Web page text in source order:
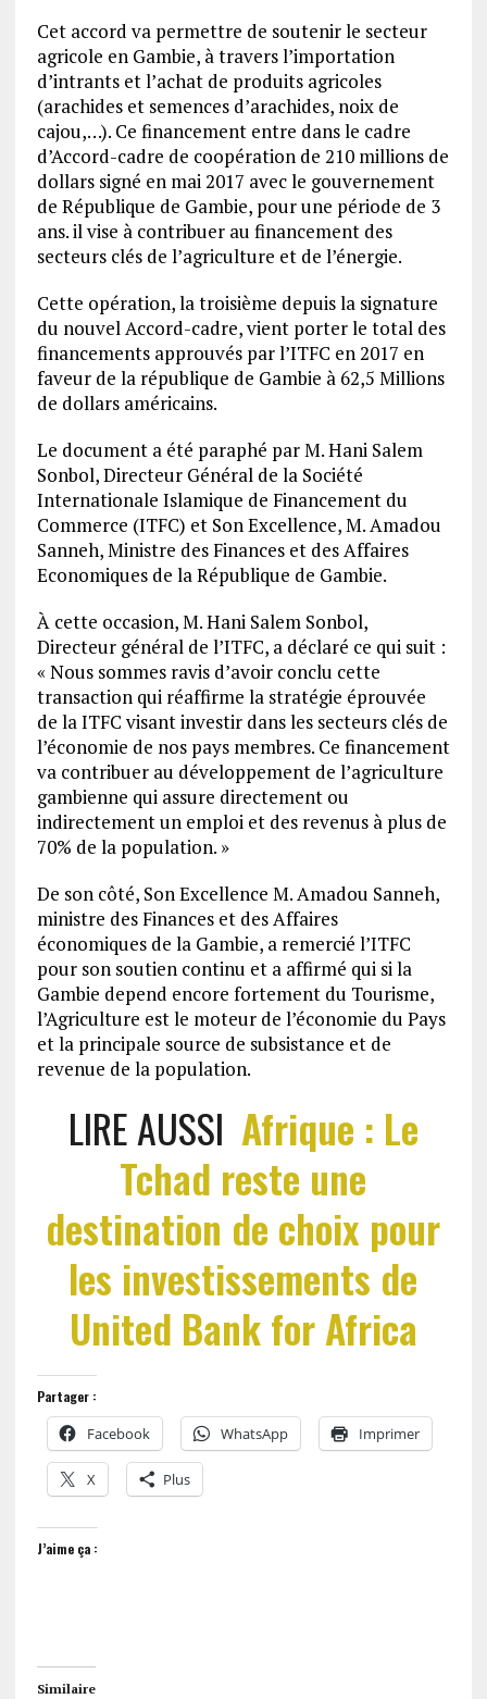
Cet accord va permettre de soutenir le secteur
agricole en Gambie, à travers l’importation
d’intrants et l’achat de produits agricoles
(arachides et semences d’arachides, noix de
cajou,…). Ce financement entre dans le cadre
d’Accord-cadre de coopération de 210 millions de
dollars signé en mai 2017 avec le gouvernement
de République de Gambie, pour une période de 3
ans. il vise à contribuer au financement des
secteurs clés de l’agriculture et de l’énergie.
Cette opération, la troisième depuis la signature
du nouvel Accord-cadre, vient porter le total des
financements approuvés par l’ITFC en 2017 en
faveur de la république de Gambie à 62,5 Millions
de dollars américains.
Le document a été paraphé par M. Hani Salem
Sonbol, Directeur Général de la Société
Internationale Islamique de Financement du
Commerce (ITFC) et Son Excellence, M. Amadou
Sanneh, Ministre des Finances et des Affaires
Economiques de la République de Gambie.
À cette occasion, M. Hani Salem Sonbol,
Directeur général de l’ITFC, a déclaré ce qui suit :
« Nous sommes ravis d’avoir conclu cette
transaction qui réaffirme la stratégie éprouvée
de la ITFC visant investir dans les secteurs clés de
l’économie de nos pays membres. Ce financement
va contribuer au développement de l’agriculture
gambienne qui assure directement ou
indirectement un emploi et des revenus à plus de
70% de la population. »
De son côté, Son Excellence M. Amadou Sanneh,
ministre des Finances et des Affaires
économiques de la Gambie, a remercié l’ITFC
pour son soutien continu et a affirmé qui si la
Gambie depend encore fortement du Tourisme,
l’Agriculture est le moteur de l’économie du Pays
et la principale source de subsistance et de
revenue de la population.
LIRE AUSSI Afrique : Le
Tchad reste une
destination de choix pour
les investissements de
United Bank for Africa
Partager :
Facebook WhatsApp Imprimer
X Plus
J’aime ça :
Similaire